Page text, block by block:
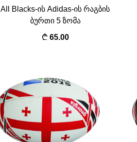
All Blacks-ის Adidas-ის რაგბის
ბურთი 5 ზომა
65.00